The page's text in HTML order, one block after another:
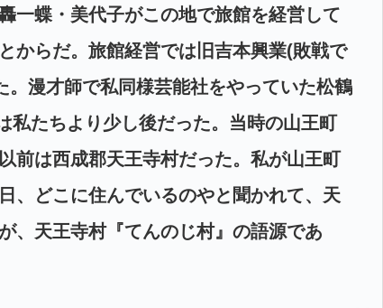
一蝶・美代子がこの地で旅館を経営して
からだ。旅館経営では旧吉本興業(敗戦で
漫才師で私同様芸能社をやっていた松鶴
私たちより少し後だった。当時の山王町
前は西成郡天王寺村だった。私が山王町
、どこに住んでいるのやと聞かれて、天
、天王寺村『てんのじ村』の語源であ